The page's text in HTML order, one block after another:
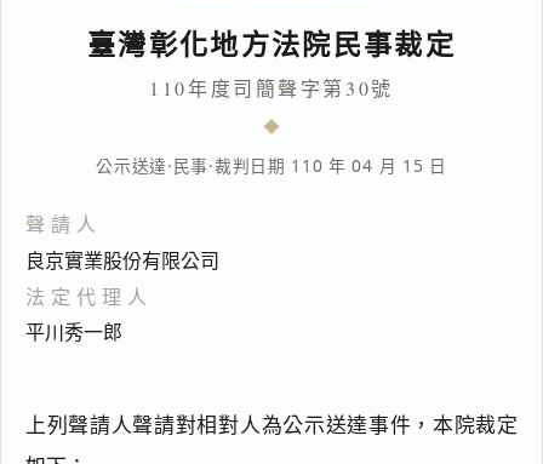
臺灣彰化地方法院民事裁定
110年度司簡聲字第30號
公示送達·民事·裁判日期 110 年 04 月 15 日
聲請人
良京實業股份有限公司
法定代理人
平川秀一郎
上列聲請人聲請對相對人為公示送達事件，本院裁定